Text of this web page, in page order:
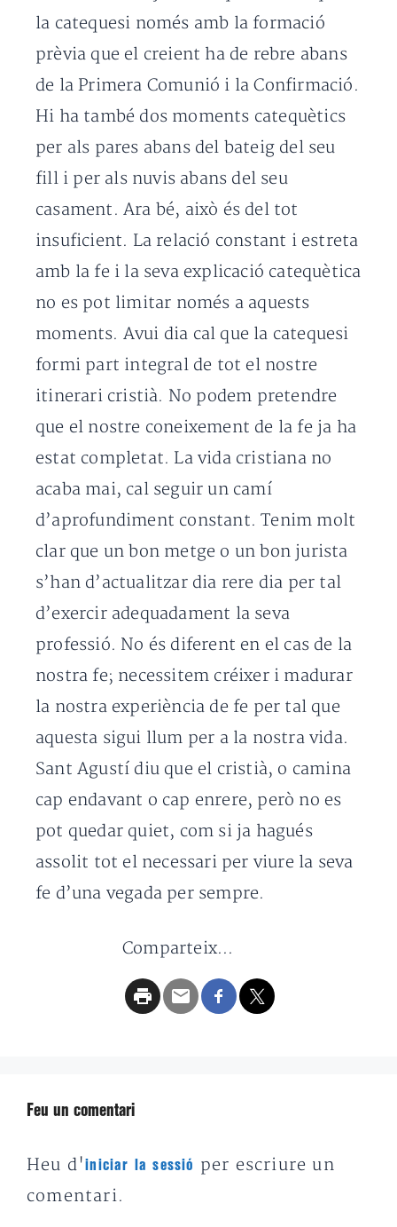
la catequesi només amb la formació
prèvia que el creient ha de rebre abans
de la Primera Comunió i la Confirmació.
Hi ha també dos moments catequètics
per als pares abans del bateig del seu
fill i per als nuvis abans del seu
casament. Ara bé, això és del tot
insuficient. La relació constant i estreta
amb la fe i la seva explicació catequètica
no es pot limitar només a aquests
moments. Avui dia cal que la catequesi
formi part integral de tot el nostre
itinerari cristià. No podem pretendre
que el nostre coneixement de la fe ja ha
estat completat. La vida cristiana no
acaba mai, cal seguir un camí
d’aprofundiment constant. Tenim molt
clar que un bon metge o un bon jurista
s’han d’actualitzar dia rere dia per tal
d’exercir adequadament la seva
professió. No és diferent en el cas de la
nostra fe; necessitem créixer i madurar
la nostra experiència de fe per tal que
aquesta sigui llum per a la nostra vida.
Sant Agustí diu que el cristià, o camina
cap endavant o cap enrere, però no es
pot quedar quiet, com si ja hagués
assolit tot el necessari per viure la seva
fe d’una vegada per sempre.
Comparteix...
Feu un comentari
Heu d'iniciar la sessió
per escriure un
comentari.